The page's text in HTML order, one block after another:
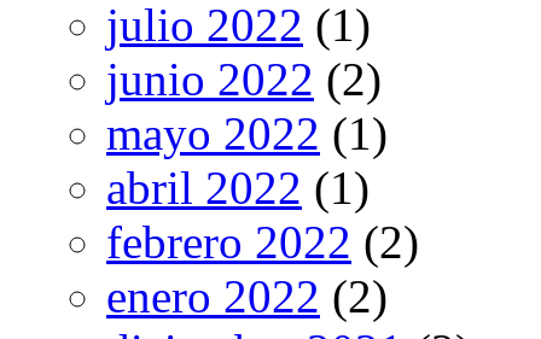
julio 2022 (1)
junio 2022 (2)
mayo 2022 (1)
abril 2022 (1)
febrero 2022 (2)
enero 2022 (2)